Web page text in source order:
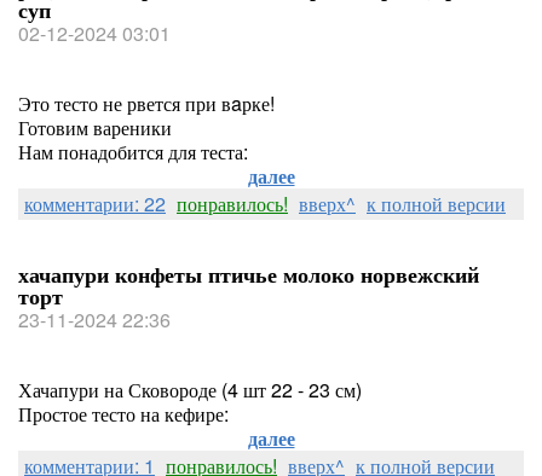
суп
02-12-2024 03:01
Это тесто не рвется при вaрке!
Готовим вареники
Нам понадобится для теста:
далее
комментарии: 22 понравилось! вверх^ к полной версии
хачапури конфеты птичье молоко норвежский
торт
23-11-2024 22:36
Хачапури на Сковороде (4 шт 22 - 23 см)
Простое тесто на кефире:
далее
комментарии: 1 понравилось! вверх^ к полной версии